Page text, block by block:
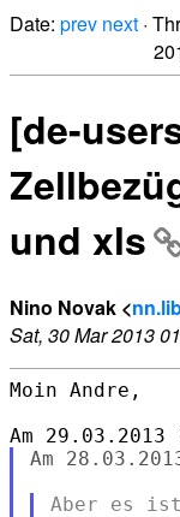
Date: prev next ·
[de-
und xls
Nino Novak <
Sat, 30 Mar 2013
Moin Andre,
Am
Aber es ist